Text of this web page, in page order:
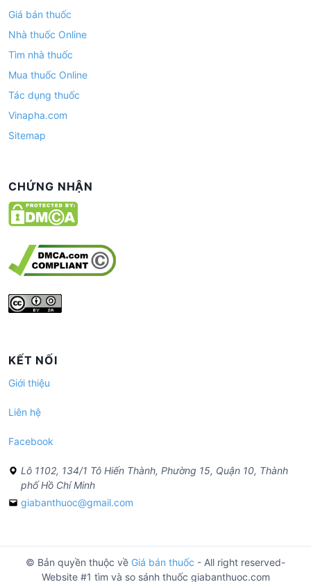
Giá bán thuốc
Nhà thuốc Online
Tìm nhà thuốc
Mua thuốc Online
Tác dụng thuốc
Vinapha.com
Sitemap
CHỨNG NHẬN
KẾT NỐI
Giới thiệu
Liên hệ
Facebook
Lô 1102, 134/1 Tô Hiến Thành, Phường 15, Quận 10, Thành
phố Hồ Chí Minh
giabanthuoc@gmail.com
© Bản quyền thuộc về Giá bán thuốc - All right reserved-
Website #1 tìm và so sánh thuốc giabanthuoc.com